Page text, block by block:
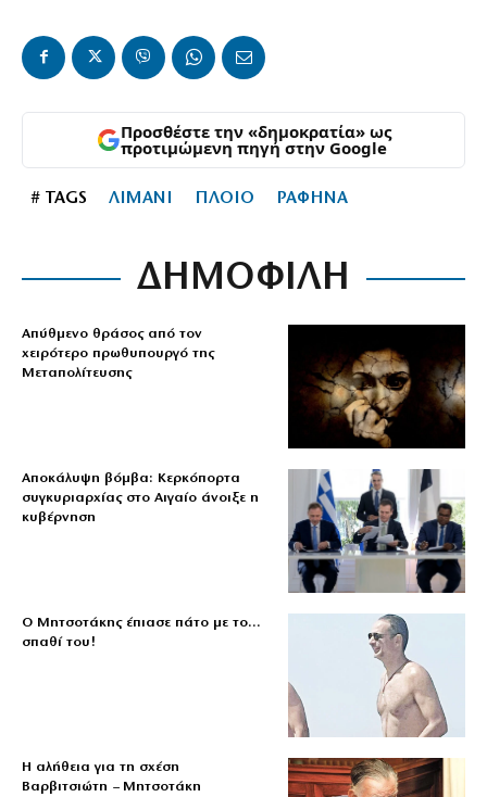
Προσθέστε την «δημοκρατία» ως
προτιμώμενη πηγή στην Google
# TAGS ΛΙΜΑΝΙ ΠΛΟΙΟ ΡΑΦΗΝΑ
ΔΗΜΟΦΙΛΗ
Απύθμενο θράσος από τον
χειρότερο πρωθυπουργό της
Μεταπολίτευσης
Αποκάλυψη βόμβα: Κερκόπορτα
συγκυριαρχίας στο Αιγαίο άνοιξε η
κυβέρνηση
Ο Μητσοτάκης έπιασε πάτο με το…
σπαθί του!
Η αλήθεια για τη σχέση
Βαρβιτσιώτη – Μητσοτάκη